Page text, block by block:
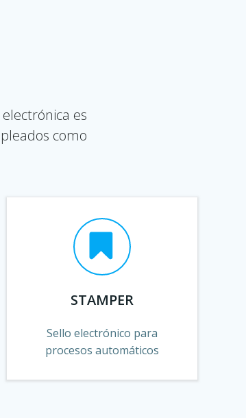
es
como
STAMPER
Sello electrónico para
procesos automáticos